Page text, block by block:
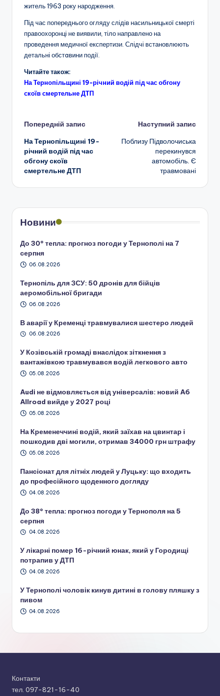
житель 1963 року народження.
Під час попереднього огляду слідів насильницької смерті
правоохоронці не виявили, тіло направлено на
проведення медичної експертизи. Слідчі встановлюють
детальні обстaвини події.
Читайте також:
На Тернопільщині 19-річний водій під час обгону
скоїв смертельне ДТП
Навігація
по
запису
Попередній запис
На Тернопільщині 19-
річний водій під час
обгону скоїв
смертельне ДТП
Наступний запис
Поблизу Підволочиська
перекинувся
автомобіль. Є
травмовані
Новини
До 30° тепла: прогноз погоди у Тернополі на 7
серпня
06.08.2026
Тернопіль для ЗСУ: 50 дронів для бійців
аеромобільної бригади
06.08.2026
В аварії у Кременці травмувалися шестеро людей
06.08.2026
У Козівській громаді внаслідок зіткнення з
вантажівкою травмувався водій легкового авто
05.08.2026
Audi не відмовляється від універсалів: новий A6
Allroad вийде у 2027 році
05.08.2026
На Кременеччині водій, який заїхав на цвинтар і
пошкодив дві могили, отримав 34000 грн штрафу
05.08.2026
Пансіонат для літніх людей у Луцьку: що входить
до професійного щоденного догляду
04.08.2026
До 38° тепла: прогноз погоди у Тернополя на 5
серпня
04.08.2026
У лікарні помер 16-річний юнак, який у Городищі
потрапив у ДТП
04.08.2026
У Тернополі чоловік кинув дитині в голову пляшку з
пивом
04.08.2026
Контакти
тел. 097-821-16-40